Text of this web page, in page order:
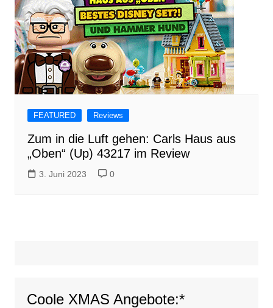
FEATURED Reviews
Zum in die Luft gehen: Carls Haus aus
„Oben“ (Up) 43217 im Review
3. Juni 2023 0
Coole XMAS Angebote:*